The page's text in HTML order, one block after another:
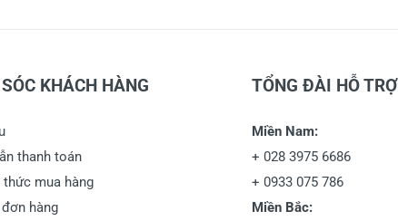
KHÁCH HÀNG
thanh toán
thức mua hàng
hàng
TỔNG ĐÀI HỖ TRỢ
Miền Nam:
+ 028 3975 6686
+ 0933 075 786
Miền Bắc: